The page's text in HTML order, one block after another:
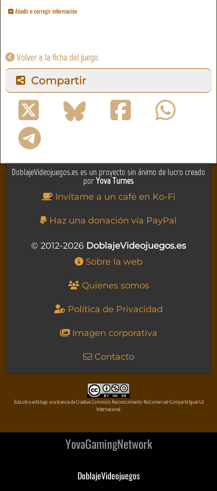
Añadir o corregir información
Volver a la ficha del juego
Compartir
DoblajeVideojuegos.es es un proyecto sin ánimo de lucro creado
porYova Turnes
Invítame a un café en Ko-Fi
Haz una donación vía PayPal
© 2012-2026 DoblajeVideojuegos.es
Sobre la web
Quienes somos
Política de Privacidad
Imagen corporativa
Contacto
Esta obra está bajo una licencia de Creative Commons Reconocimiento-NoComercial-CompartirIgual 4.0
Internacional
YovaGamingNetwork
DoblajeVideojuegos